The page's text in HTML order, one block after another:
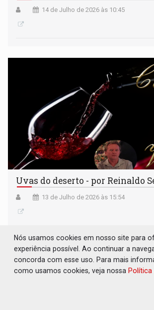
14 de Julho de 2026 às 10:45
Uvas do deserto - por Reinaldo
13 de Julho de 2026 às 15:54
Nós usamos cookies em nosso site para
experiência possível. Ao continuar a
concorda com esse uso. Para mais
como usamos cookies, veja nossa Política